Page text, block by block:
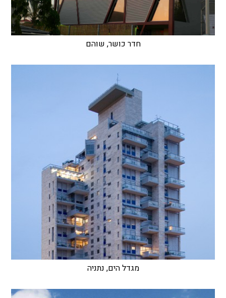
חדר כושר, שוהם
מגדל הים, נתניה